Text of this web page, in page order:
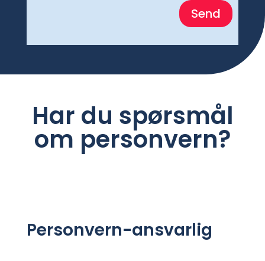
Send
Har du spørsmål
om personvern?
Personvern-ansvarlig